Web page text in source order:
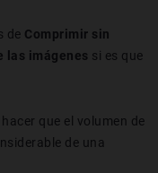
de Comprimir sin
las imágenes si es que
que el volumen de
de una